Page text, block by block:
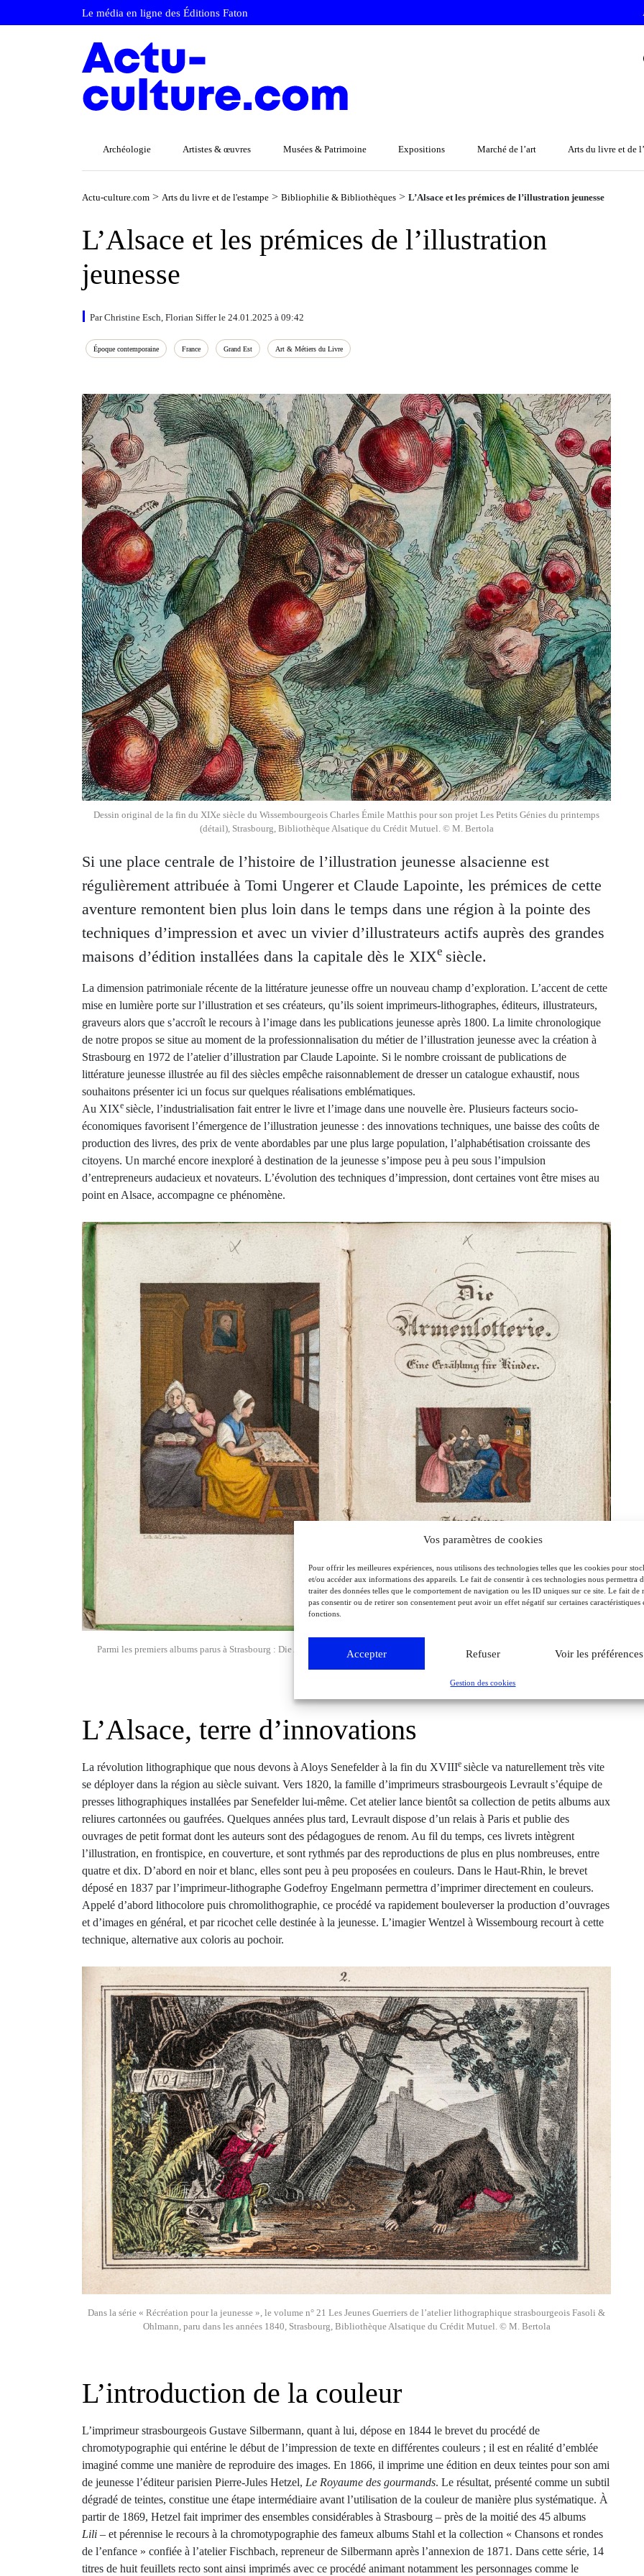
Vos paramètres de cookies
Pour offrir les meilleures expériences, nous utilisons des technologies telles que les cookies pour
et/ou accéder aux informations des appareils. Le fait de consentir à ces technologies nous permettra
traiter des données telles que le comportement de navigation ou les ID uniques sur ce site. Le fait de
pas consentir ou de retirer son consentement peut avoir un effet négatif sur certaines caractéristiques
fonctions.
Accepter Refuser Voir les préférences
Gestion des cookies
Le média en ligne des Éditions Faton
Archéologie Artistes & œuvres Musées & Patrimoine Expositions Marché de l’art Arts du livre et de
Actu-culture.com > Arts du livre et de l'estampe > Bibliophilie & Bibliothèques > L’Alsace et les prémices de l’illustration jeunesse
L’Alsace et les prémices de l’illustration
jeunesse
Par Christine Esch, Florian Siffer le 24.01.2025 à 09:42
Époque contemporaine France Grand Est Art & Métiers du Livre
Dessin original de la fin du XIXe siècle du Wissembourgeois Charles Émile Matthis pour son projet Les Petits Génies du printemps
(détail), Strasbourg, Bibliothèque Alsatique du Crédit Mutuel. © M. Bertola
Si une place centrale de l’histoire de l’illustration jeunesse alsacienne est
régulièrement attribuée à Tomi Ungerer et Claude Lapointe, les prémices de cette
aventure remontent bien plus loin dans le temps dans une région à la pointe des
techniques d’impression et avec un vivier d’illustrateurs actifs auprès des grandes
maisons d’édition installées dans la capitale dès le XIXe siècle.
La dimension patrimoniale récente de la littérature jeunesse offre un nouveau champ d’exploration. L’accent de cette
mise en lumière porte sur l’illustration et ses créateurs, qu’ils soient imprimeurs-lithographes, éditeurs, illustrateurs,
graveurs alors que s’accroît le recours à l’image dans les publications jeunesse après 1800. La limite chronologique
de notre propos se situe au moment de la professionnalisation du métier de l’illustration jeunesse avec la création à
Strasbourg en 1972 de l’atelier d’illustration par Claude Lapointe. Si le nombre croissant de publications de
littérature jeunesse illustrée au fil des siècles empêche raisonnablement de dresser un catalogue exhaustif, nous
souhaitons présenter ici un focus sur quelques réalisations emblématiques.
Au XIXe siècle, l’industrialisation fait entrer le livre et l’image dans une nouvelle ère. Plusieurs facteurs socio-
économiques favorisent l’émergence de l’illustration jeunesse : des innovations techniques, une baisse des coûts de
production des livres, des prix de vente abordables par une plus large population, l’alphabétisation croissante des
citoyens. Un marché encore inexploré à destination de la jeunesse s’impose peu à peu sous l’impulsion
d’entrepreneurs audacieux et novateurs. L’évolution des techniques d’impression, dont certaines vont être mises au
point en Alsace, accompagne ce phénomène.
Parmi les premiers albums parus à Strasbourg : Die Armenlotterie chez Levrault en 1835, Strasbourg, Bibliothèque des Musées. ©
L’Alsace, terre d’innovations
La révolution lithographique que nous devons à Aloys Senefelder à la fin du XVIIIe siècle va naturellement très vite
se déployer dans la région au siècle suivant. Vers 1820, la famille d’imprimeurs strasbourgeois Levrault s’équipe de
presses lithographiques installées par Senefelder lui-même. Cet atelier lance bientôt sa collection de petits albums aux
reliures cartonnées ou gaufrées. Quelques années plus tard, Levrault dispose d’un relais à Paris et publie des
ouvrages de petit format dont les auteurs sont des pédagogues de renom. Au fil du temps, ces livrets intègrent
l’illustration, en frontispice, en couverture, et sont rythmés par des reproductions de plus en plus nombreuses, entre
quatre et dix. D’abord en noir et blanc, elles sont peu à peu proposées en couleurs. Dans le Haut-Rhin, le brevet
déposé en 1837 par l’imprimeur-lithographe Godefroy Engelmann permettra d’imprimer directement en couleurs.
Appelé d’abord lithocolore puis chromolithographie, ce procédé va rapidement bouleverser la production d’ouvrages
et d’images en général, et par ricochet celle destinée à la jeunesse. L’imagier Wentzel à Wissembourg recourt à cette
technique, alternative aux coloris au pochoir.
Dans la série « Récréation pour la jeunesse », le volume n° 21 Les Jeunes Guerriers de l’atelier lithographique strasbourgeois Fasoli &
Ohlmann, paru dans les années 1840, Strasbourg, Bibliothèque Alsatique du Crédit Mutuel. © M. Bertola
L’introduction de la couleur
L’imprimeur strasbourgeois Gustave Silbermann, quant à lui, dépose en 1844 le brevet du procédé de
chromotypographie qui entérine le début de l’impression de texte en différentes couleurs ; il est en réalité d’emblée
imaginé comme une manière de reproduire des images. En 1866, il imprime une édition en deux teintes pour son ami
de jeunesse l’éditeur parisien Pierre-Jules Hetzel, Le Royaume des gourmands. Le résultat, présenté comme un subtil
dégradé de teintes, constitue une étape intermédiaire avant l’utilisation de la couleur de manière plus systématique. À
partir de 1869, Hetzel fait imprimer des ensembles considérables à Strasbourg – près de la moitié des 45 albums
Lili – et pérennise le recours à la chromotypographie des fameux albums Stahl et la collection « Chansons et rondes
de l’enfance » confiée à l’atelier Fischbach, repreneur de Silbermann après l’annexion de 1871. Dans cette série, 14
titres de huit feuillets recto sont ainsi imprimés avec ce procédé animant notamment les personnages comme le